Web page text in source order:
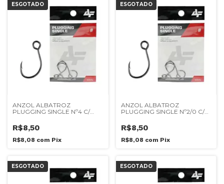
ESGOTADO
ANZOL ALBATROZ
PLUGGING SINGLE Nº4 C/
R$8,50
R$8,08 com Pix
ESGOTADO
ANZOL ALBATROZ
PLUGGING SINGLE Nº2/0 C/
R$8,50
R$8,08 com Pix
ESGOTADO ESGOTADO